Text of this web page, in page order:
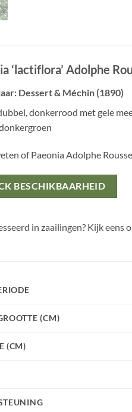
‘lactiflora’ Adolphe
Dessert & Méchin (1890)
donkerrood met gele
of Paeonia Adolphe
BESCHIKBAARHEID
in zaailingen? Kijk eens
(CM)
(CM)